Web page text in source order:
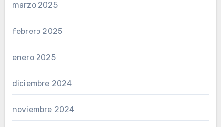
marzo 2025
febrero 2025
enero 2025
diciembre 2024
noviembre 2024